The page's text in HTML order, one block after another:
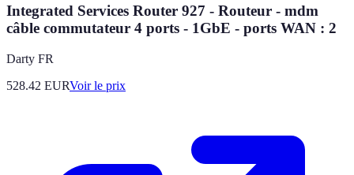
Integrated Services Router 927 - Routeur - mdm
câble commutateur 4 ports - 1GbE - ports WAN : 2
Darty FR
528.42 EURVoir le prix